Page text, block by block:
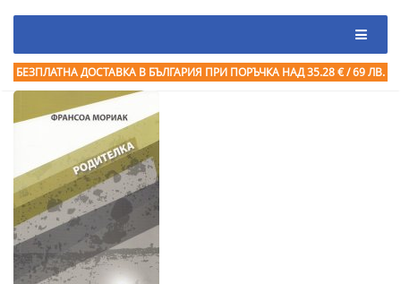
БЕЗПЛАТНА ДОСТАВКА В БЪЛГАРИЯ ПРИ ПОРЪЧКА НАД 35.28 € / 69 ЛВ.